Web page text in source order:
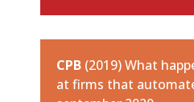
CPB (2019) What
at firms that